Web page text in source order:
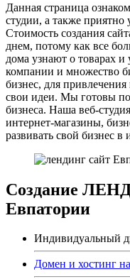
Данная страница
студии, а также приятно
Стоимость создания
днем, потому как все
дома узнают о товарах
компании и множество
бизнес, для
свои идеи. Мы готовы
бизнеса. Наша веб-
интернет-магазины,
развивать свой бизнес в
Создание
Евпатории
Индивидуальный
Домен и хостинг